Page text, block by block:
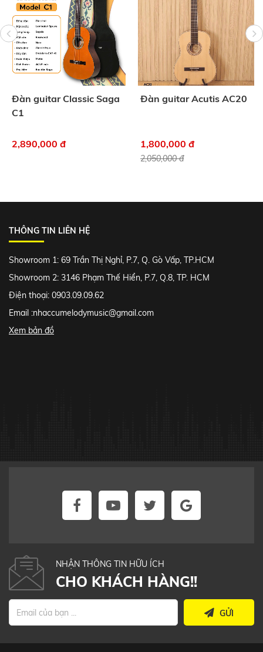
Đàn guitar Classic Saga
C1
2,890,000 đ
Đàn guitar Acutis AC20
1,800,000 đ
2,050,000 đ
THÔNG TIN LIÊN HỆ
Showroom 1: 69 Trần Thị Nghỉ, P.7, Q. Gò Vấp, TP.HCM
Showroom 2: 3146 Phạm Thế Hiển, P.7, Q.8, TP. HCM
Điện thoại: 0903.09.09.62
Email :nhaccumelodymusic@gmail.com
Xem bản đồ
NHẬN THÔNG TIN HỮU ÍCH
CHO KHÁCH HÀNG!!
GỬI